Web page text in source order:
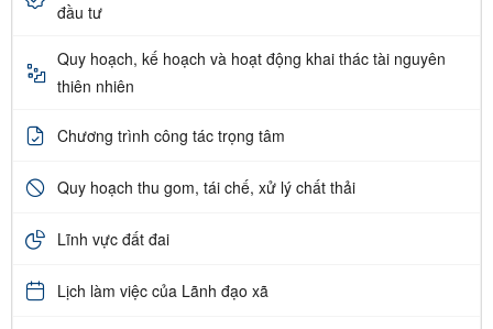
đầu tư
Quy hoạch, kế hoạch và hoạt động khai thác tài nguyên
thiên nhiên
Chương trình công tác trọng tâm
Quy hoạch thu gom, tái chế, xử lý chất thải
Lĩnh vực đất đai
Lịch làm việc của Lãnh đạo xã